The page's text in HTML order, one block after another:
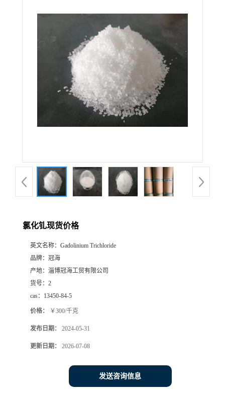
氯化钆现货价格
英文名称： Gadolinium Trichloride
品牌： 冠海
产地： 淄博冠海工贸有限公司
货号： 2
cas： 13450-84-5
价格： ￥300/千克
发布日期： 2024-05-31
更新日期： 2026-07-08
发送咨询信息